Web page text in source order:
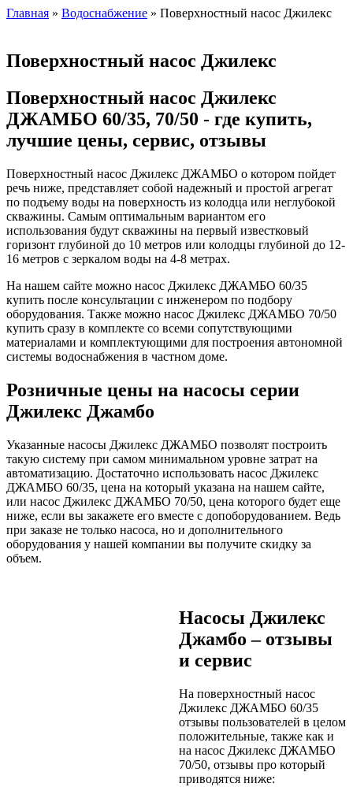
Главная » Водоснабжение » Поверхностный насос Джилекс
Поверхностный насос Джилекс
Поверхностный насос Джилекс
ДЖАМБО 60/35, 70/50 - где купить,
лучшие цены, сервис, отзывы
Поверхностный насос Джилекс ДЖАМБО о котором пойдет
речь ниже, представляет собой надежный и простой агрегат
по подъему воды на поверхность из колодца или неглубокой
скважины. Самым оптимальным вариантом его
использования будут скважины на первый известковый
горизонт глубиной до 10 метров или колодцы глубиной до 12-
16 метров с зеркалом воды на 4-8 метрах.
На нашем сайте можно насос Джилекс ДЖАМБО 60/35
купить после консультации с инженером по подбору
оборудования. Также можно насос Джилекс ДЖАМБО 70/50
купить сразу в комплекте со всеми сопутствующими
материалами и комплектующими для построения автономной
системы водоснабжения в частном доме.
Розничные цены на насосы серии
Джилекс Джамбо
Указанные насосы Джилекс ДЖАМБО позволят построить
такую систему при самом минимальном уровне затрат на
автоматизацию. Достаточно использовать насос Джилекс
ДЖАМБО 60/35, цена на который указана на нашем сайте,
или насос Джилекс ДЖАМБО 70/50, цена которого будет еще
ниже, если вы закажете его вместе с допоборудованием. Ведь
при заказе не только насоса, но и дополнительного
оборудования у нашей компании вы получите скидку за
объем.
Насосы Джилекс
Джамбо – отзывы
и сервис
На поверхностный насос
Джилекс ДЖАМБО 60/35
отзывы пользователей в целом
положительные, также как и
на насос Джилекс ДЖАМБО
70/50, отзывы про который
приводятся ниже: